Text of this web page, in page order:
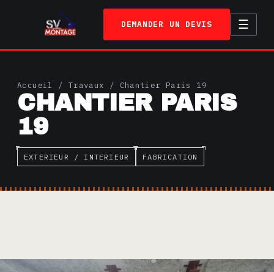
SERVICES
TRAVAUX
A PROPOS
DEMANDER UN DEVIS ☰
Accueil / Travaux / Chantier Paris 19
CHANTIER PARIS
19
EXTERIEUR / INTERIEUR FABRICATION